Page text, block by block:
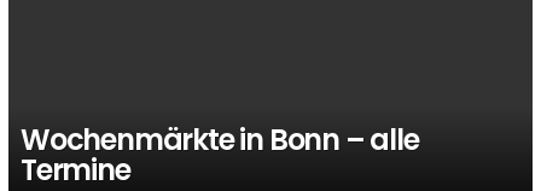
Wochenmärkte in Bonn – alle
Termine